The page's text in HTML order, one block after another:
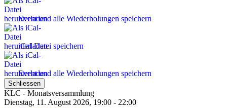
Event und alle Wiederholungen speichern
iCal-Datei speichern
Event und alle Wiederholungen speichern
Schliessen
KLC - Monatsversammlung
Dienstag, 11. August 2026, 19:00 - 22:00